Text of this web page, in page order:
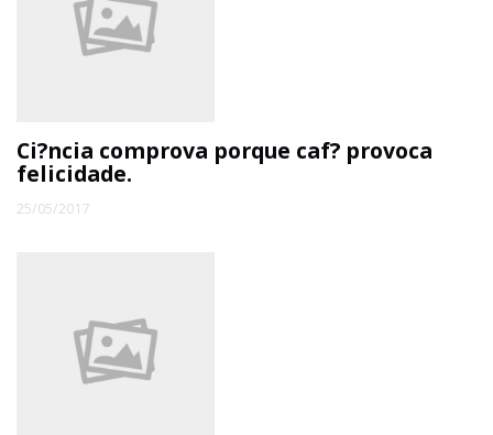
Ci?ncia comprova porque caf? provoca
felicidade.
25/05/2017